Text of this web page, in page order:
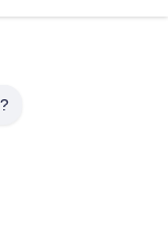
Nylon
Lycra-